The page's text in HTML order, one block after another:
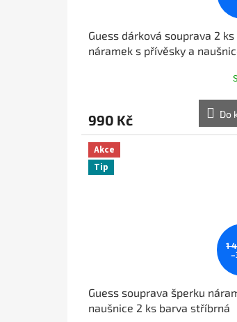
Guess dárková souprava 2 ks
náramek s přívěsky a
990 Kč Do
Akce
Tip
1
Guess souprava šperku
naušnice 2 ks barva stříbrná